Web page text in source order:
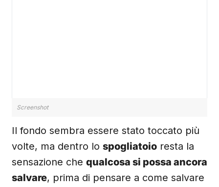
Screenshot
Il fondo sembra essere stato toccato più
volte, ma dentro lo spogliatoio resta la
sensazione che qualcosa si possa ancora
salvare, prima di pensare a come salvare